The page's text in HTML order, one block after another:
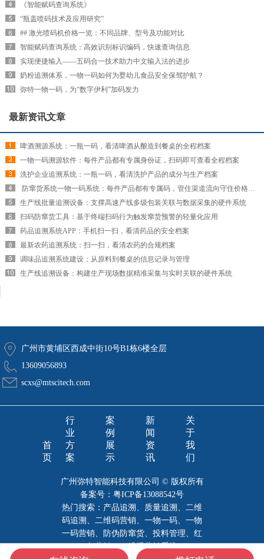
《智能赋码查询系统》
“瓶盖喷码技术及应用研究”
## 激光喷码机价格一览：不同品牌、型号及功能对比
智能赋码查询系统：高效识别标识编码，快速查询信息
实现便捷输入——五码合一技术助力中文输入法的进步
奶粉追溯体系，一物一码如何为婴幼儿食品安全保驾护航？
弥特一物一码，为“数字伊利”加码发力
最新资讯文章
啤酒溯源系统：一瓶一码，看清啤酒从酿造到餐桌的全程档案
一物一码溯源软件：每件产品都有专属身份证，扫码即可查看全程档案
洗护企业追溯系统：一瓶一码，看清洗护产品的成分与生产档案
​ 防窜货系统一物一码系统：每件产品都有专属码，管住渠道流向守住价格红线
生产线批量追溯设备：支撑高速产线多级包装关联与数据采集的硬件系统
扫码防窜货工具：基于终端扫码行为触发窜货预警的轻量化应用
药品追溯系统APP：手机扫一扫，看清药品的安全档案
最新农药追溯系统：扫一扫，看清农药的合规档案
调味品追溯系统建设：从原料到餐桌的信息记录与管理
生产线追溯设备：构建生产现场数据精准采集与实时关联的硬件系统
广州市黄埔区西成中街10号B1栋6楼全层
13609056893
scxs@mtscitech.com
首
页
行
业
方
案
案
例
展
示
新
闻
资
讯
关
于
我
们
广州弥特智能科技有限公司 © 版权所有
备案号： 粤ICP备13088542号
热门搜索：产品追溯、质量追溯、二维
码追溯、二维码营销、一物一码、一物
一码营销、防伪防窜货、投料管理、红
包营销、二维码营销系统